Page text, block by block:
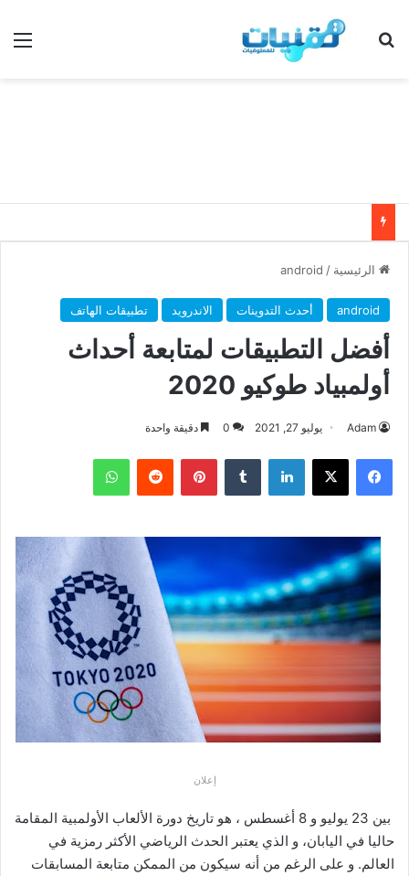
بحث عن
الرئيسية /
android
android أحدث التدوينات الاندرويد تطبيقات الهاتف
أفضل التطبيقات لمتابعة أحداث
أولمبياد طوكيو 2020
Adam يوليو 27, 2021 0 دقيقة واحدة
فيسبوك ‫X لينكدإن بينتيريست واتساب
إعلان
بين 23 يوليو و 8 أغسطس ، هو تاريخ دورة الألعاب الأولمبية المقامة
حاليا في اليابان، و الذي يعتبر الحدث الرياضي الأكثر رمزية في
العالم. و على الرغم من أنه سيكون من الممكن متابعة المسابقات